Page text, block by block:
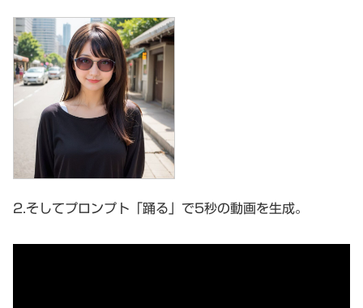
2.そしてプロンプト「踊る」で5秒の動画を生成。